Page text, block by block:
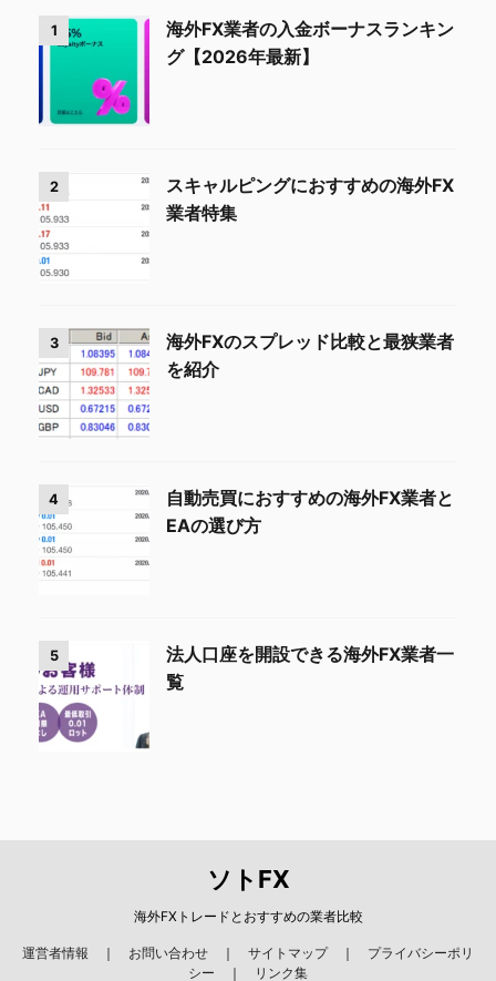
1
海外FX業者の入金ボーナスランキン
グ【2026年最新】
2
スキャルピングにおすすめの海外FX
業者特集
3
海外FXのスプレッド比較と最狭業者
を紹介
4
自動売買におすすめの海外FX業者と
EAの選び方
5
法人口座を開設できる海外FX業者一
覧
ソトFX
海外FXトレードとおすすめの業者比較
運営者情報 ｜ お問い合わせ ｜ サイトマップ｜ プライバシーポリ
シー ｜ リンク集